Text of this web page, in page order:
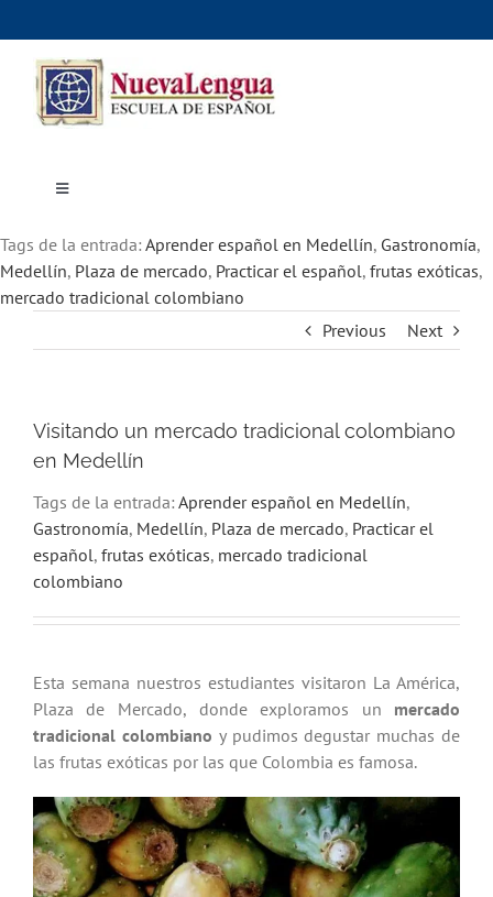
to
content
Toggle
Cursos
Dónde estudiar
Alojamiento
Contáctanos
Tags de la entrada: Aprender español en Medellín, Gastronomía,
Medellín, Plaza de mercado, Practicar el español, frutas exóticas,
mercado tradicional colombiano
Previous
Next
Visitando un mercado tradicional colombiano
en Medellín
Tags de la entrada: Aprender español en Medellín,
Gastronomía, Medellín, Plaza de mercado, Practicar el
español, frutas exóticas, mercado tradicional
colombiano
Esta semana nuestros estudiantes visitaron La América,
Plaza de Mercado, donde exploramos un mercado
tradicional colombiano y pudimos degustar muchas de
las frutas exóticas por las que Colombia es famosa.